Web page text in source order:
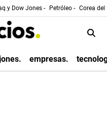
y Dow Jones - Petróleo - Corea
empresas.